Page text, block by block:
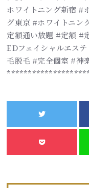
ホワイトニング新宿 #
グ東京 #ホワイトニン
定額通い放題 #定額 #
EDフェイシャルエス
毛脱毛 #完全個室 #神